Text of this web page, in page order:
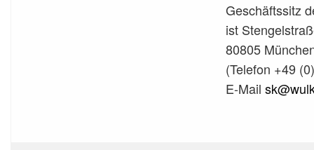
Geschäftssitz
ist
80805
(Telefon +49
E-Mail